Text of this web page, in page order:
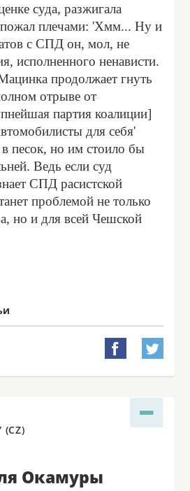
суда, разжигала
пожал плечами: 'Хмм... Ну и
с СПД он, мол, не
исполненного ненависти.
продолжает гнуть
отрыве от
партия коалиции]
для себя'
песок, но им стоило бы
Ведь если суд
СПД расистской
проблемой не только
но и для всей Чешской
 
(CZ)
Окамуры